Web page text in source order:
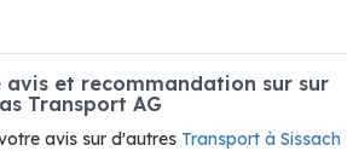
avis et recommandation sur sur
Transport AG
avis sur d'autres Transport à Sissach